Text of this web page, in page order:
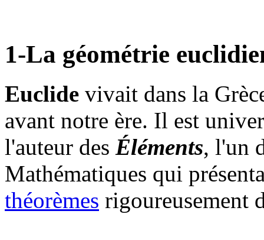
1-La géométrie
Euclide vivait dans la
avant notre ère. Il est
l'auteur des Éléments, l'un
Mathématiques qui
théorèmes rigoureusement